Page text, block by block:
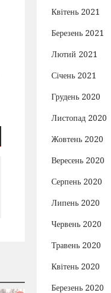
Квітень 2021
Березень 2021
Лютий 2021
Січень 2021
Грудень 2020
Листопад 2020
Жовтень 2020
Вересень 2020
Серпень 2020
Липень 2020
Червень 2020
Травень 2020
Квітень 2020
Березень 2020